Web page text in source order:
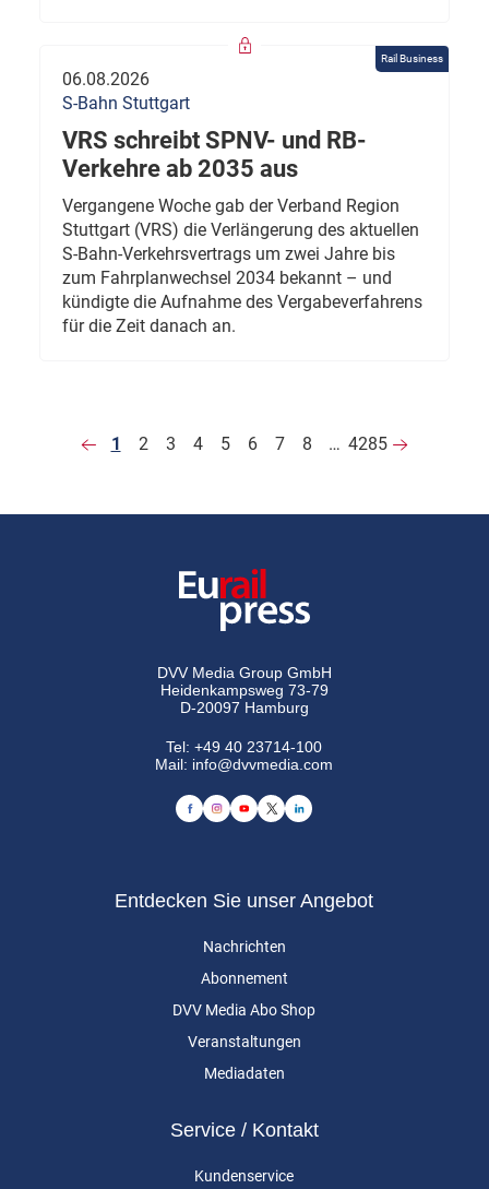
Rail Business
06.08.2026
S-Bahn Stuttgart
VRS schreibt SPNV- und RB-
Verkehre ab 2035 aus
Vergangene Woche gab der Verband Region
Stuttgart (VRS) die Verlängerung des aktuellen
S-Bahn-Verkehrsvertrags um zwei Jahre bis
zum Fahrplanwechsel 2034 bekannt – und
kündigte die Aufnahme des Vergabeverfahrens
für die Zeit danach an.
1 2 3 4 5 6 7 8 … 4285
DVV Media Group GmbH
Heidenkampsweg 73-79
D-20097 Hamburg
Tel:+49 40 23714-100
Mail: info@dvvmedia.com
Entdecken Sie unser Angebot
Nachrichten
Abonnement
DVV Media Abo Shop
Veranstaltungen
Mediadaten
Service / Kontakt
Kundenservice